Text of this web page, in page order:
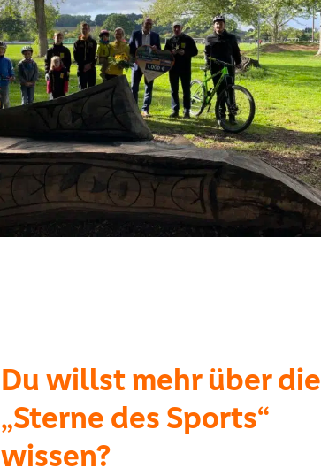
Du willst mehr über die
„Sterne des Sports“
wissen?